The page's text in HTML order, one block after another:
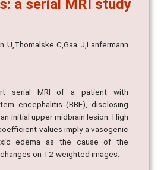
a serial MRI study
U,Thomalske C,Gaa J,Lanfermann
serial MRI of a patient with
encephalitis (BBE), disclosing
initial upper midbrain lesion. High
values imply a vasogenic
edema as the cause of the
on T2-weighted images.